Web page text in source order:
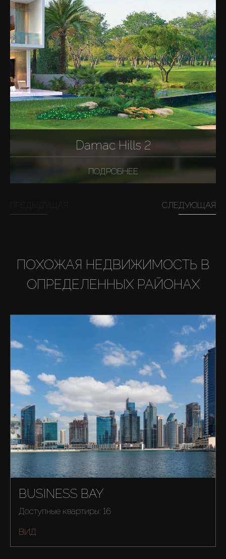
Купить
Аренда
Damac Hills 2
ПОДРОБНЕЕ
СЛЕДУЮЩАЯ
ПОХОЖАЯ НЕДВИЖИМОСТЬ В
ОПРЕДЕЛЕННЫХ РАЙОНАХ
BUSINESS BAY
Доступные квартиры: 16
ВИД